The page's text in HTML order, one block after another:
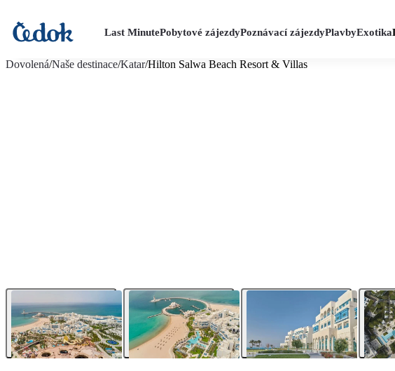
Last MinutePobytové zájezdyPoznávací zájezdyPlavbyExotika
Dovolená/Naše destinace/Katar/Hilton Salwa Beach Resort & Villas